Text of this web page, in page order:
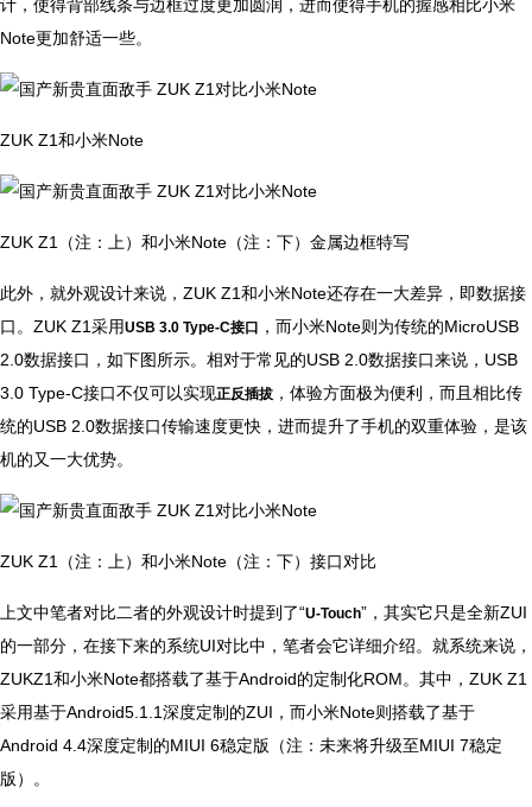
计，使得背部线条与边框过度更加圆润，进而使得手机的握感相比小米
Note更加舒适一些。
ZUK Z1和小米Note
ZUK Z1（注：上）和小米Note（注：下）金属边框特写
此外，就外观设计来说，ZUK Z1和小米Note还存在一大差异，即数据接
口。ZUK Z1采用USB 3.0 Type-C接口
，而小米Note则为传统的MicroUSB
2.0数据接口，如下图所示。相对于常见的USB 2.0数据接口来说，USB
3.0 Type-C接口不仅可以实现正反插拔 ，体验方面极为便利，而且相比传
统的USB 2.0数据接口传输速度更快，进而提升了手机的双重体验，是该
机的又一大优势。
ZUK Z1（注：上）和小米Note（注：下）接口对比
上文中笔者对比二者的外观设计时提到了“U-Touch”，其实它只是全新ZUI
的一部分，在接下来的系统UI对比中，笔者会它详细介绍。就系统来说，
ZUKZ1和小米Note都搭载了基于Android的定制化ROM。其中，ZUK Z1
采用基于Android5.1.1深度定制的ZUI，而小米Note则搭载了基于
Android 4.4深度定制的MIUI 6稳定版（注：未来将升级至MIUI 7稳定
版）。